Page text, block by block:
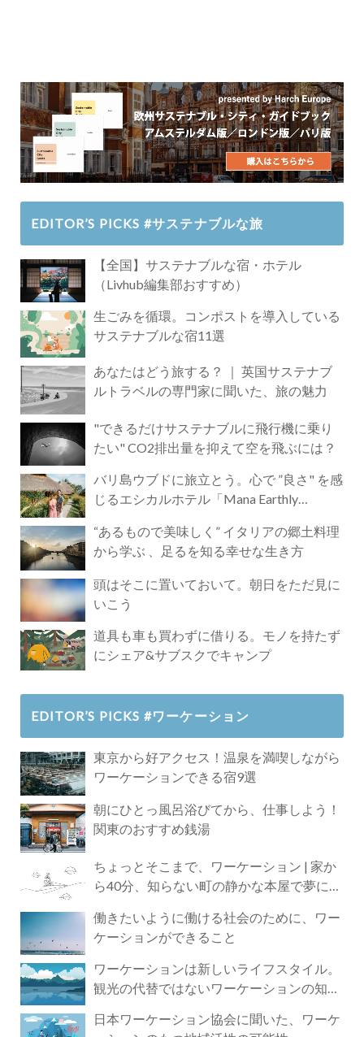
EDITOR’S PICKS #サステナブルな旅
【全国】サステナブルな宿・ホテル
（Livhub編集部おすすめ）
生ごみを循環。コンポストを導入している
サステナブルな宿11選
あなたはどう旅する？ ｜ 英国サステナブ
ルトラベルの専門家に聞いた、旅の魅力
"できるだけサステナブルに飛行機に乗り
たい" CO2排出量を抑えて空を飛ぶには？
バリ島ウブドに旅立とう。心で ”良さ" を感
じるエシカルホテル「Mana Earthly
“あるもので美味しく” イタリアの郷土料理
から学ぶ 、足るを知る幸せな生き方
頭はそこに置いておいて。朝日をただ見に
いこう
道具も車も買わずに借りる。モノを持たず
にシェア&サブスクでキャンプ
EDITOR’S PICKS #ワーケーション
東京から好アクセス！温泉を満喫しながら
ワーケーションできる宿9選
朝にひとっ風呂浴びてから、仕事しよう！
関東のおすすめ銭湯
ちょっとそこまで、ワーケーション | 家か
ら40分、知らない町の静かな本屋で夢に近
働きたいように働ける社会のために、ワー
ケーションができること
ワーケーションは新しいライフスタイル。
観光の代替ではないワーケーションの知ら
日本ワーケーション協会に聞いた、ワーケ